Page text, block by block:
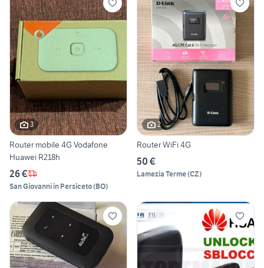
3
Router mobile 4G Vodafone
Huawei R218h
26 €
San Giovanni in Persiceto(BO)
2
Router WiFi 4G
50 €
Lamezia Terme(CZ)